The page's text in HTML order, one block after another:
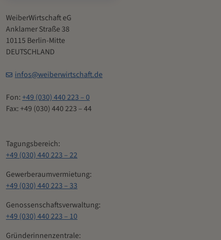
WeiberWirtschaft eG
Anklamer Straße 38
10115 Berlin-Mitte
DEUTSCHLAND
infos@weiberwirtschaft.de
Fon:+49 (030) 440 223 – 0
Fax: +49 (030) 440 223 – 44
Tagungsbereich:
+49 (030) 440 223 – 22
Gewerberaumvermietung:
+49 (030) 440 223 – 33
Genossenschaftsverwaltung:
+49 (030) 440 223 – 10
Gründerinnenzentrale: